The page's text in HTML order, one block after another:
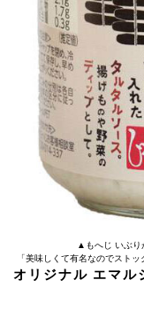
▲もへじ いぶり
「美味しくて有名なのでスト
オリジナル エマル